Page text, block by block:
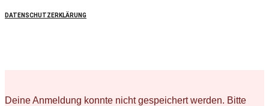
DATENSCHUTZERKLÄRUNG
Deine Anmeldung konnte nicht gespeichert werden. Bitte